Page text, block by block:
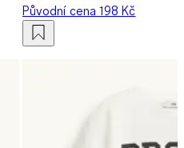
Původní cena198 Kč